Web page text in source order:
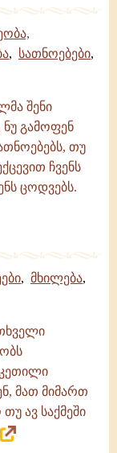
, სათნოებები,
შენი
გამოფენ
თუ
ჩვენს
ცოდვებს.
, მხილება,
მათ მიმართ
ავ საქმეში